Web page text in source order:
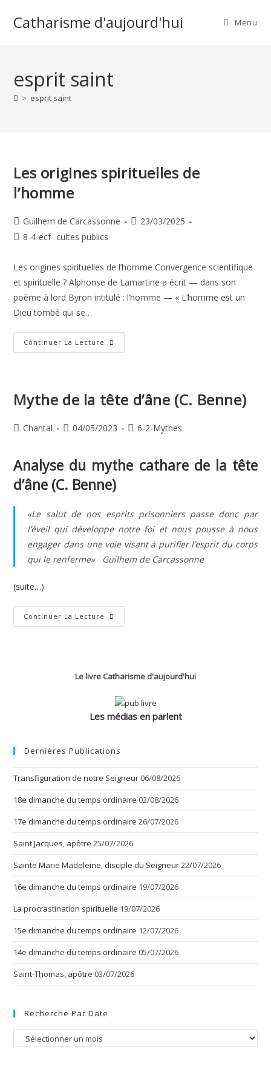
Catharisme d'aujourd'hui Menu
esprit saint
> esprit saint
Les origines spirituelles de
l’homme
Auteur/autrice
de
Guilhem de Carcassonne
Publication
23/03/2025
Post8-4-ecf- cultes publics
Les origines spirituelles de l’homme Convergence scientifique
et spirituelle ? Alphonse de Lamartine a écrit — dans son
poème à lord Byron intitulé : l’homme — « L’homme est un
Dieu tombé qui se…
Continuer La Lecture Les
Origines
Mythe de la tête d’âne (C. Benne)
Auteur/autrice
publication :
Chantal
Publication
04/05/2023
Post6-2-Mythes
Analyse du mythe cathare de la tête
d’âne (C. Benne)
«Le salut de nos esprits prisonniers passe donc par
l’éveil qui développe notre foi et nous pousse à nous
engager dans une voie visant à purifier l’esprit du corps
qui le renferme» Guilhem de Carcassonne
(suite…)
Continuer La Lecture Mythe
De
Le livre Catharisme d'aujourd'hui
Les médias en parlent
Dernières Publications
Transfiguration de notre Seigneur 06/08/2026
18e dimanche du temps ordinaire 02/08/2026
17e dimanche du temps ordinaire 26/07/2026
Saint Jacques, apôtre 25/07/2026
Sainte Marie Madeleine, disciple du Seigneur22/07/2026
16e dimanche du temps ordinaire 19/07/2026
La procrastination spirituelle 19/07/2026
15e dimanche du temps ordinaire 12/07/2026
14e dimanche du temps ordinaire 05/07/2026
Saint-Thomas, apôtre 03/07/2026
Recherche Par Date
Recherche